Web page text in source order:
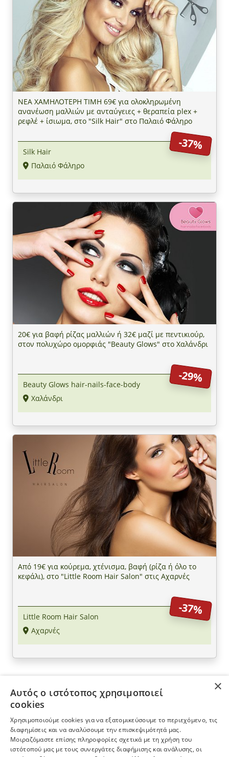
ΝΕΑ ΧΑΜΗΛΟΤΕΡΗ ΤΙΜΗ 69€ για ολοκληρωμένη
ανανέωση μαλλιών με ανταύγειες + θεραπεία plex +
ρεφλέ + ίσιωμα, στο "Silk Hair" στο Παλαιό Φάληρο
-37%
Silk Hair
Παλαιό Φάληρο
20€ για βαφή ρίζας μαλλιών ή 32€ μαζί με πεντικιούρ,
στον πολυχώρο ομορφιάς "Beauty Glows" στο Χαλάνδρι
-29%
Beauty Glows hair-nails-face-body
Χαλάνδρι
Από 19€ για κούρεμα, χτένισμα, βαφή (ρίζα ή όλο το
κεφάλι), στο "Little Room Hair Salon" στις Αχαρνές
-37%
Little Room Hair Salon
Αχαρνές
ΠΛΗΡΟΦΟΡΙΕΣ
Η ΕΤΑΙΡΕΙΑ
ΠΕΡΙΣΣΟΤΕΡΑ
×
Αυτός ο ιστότοπος χρησιμοποιεί
cookies
Χρησιμοποιούμε cookies για να εξατομικεύσουμε το περιεχόμενο, τις
διαφημίσεις και να αναλύσουμε την επισκεψιμότητά μας.
Μοιραζόμαστε επίσης πληροφορίες σχετικά με τη χρήση του
ιστότοπού μας με τους συνεργάτες διαφήμισης και ανάλυσης, οι